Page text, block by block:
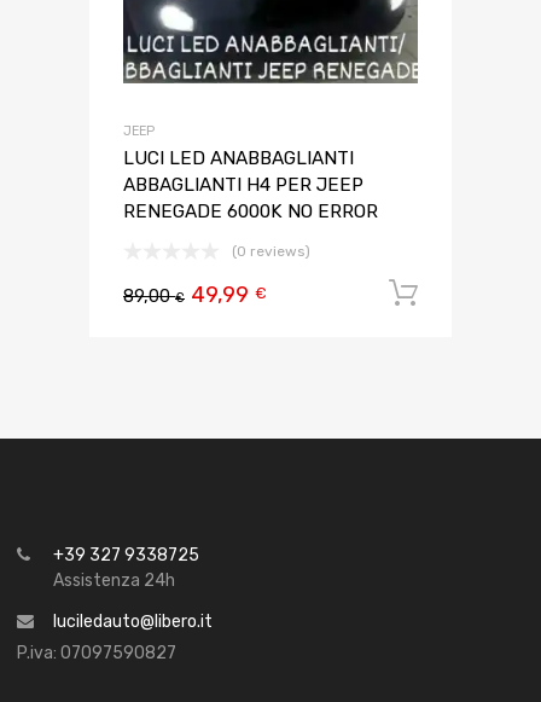
JEEP
LUCI LED ANABBAGLIANTI
ABBAGLIANTI H4 PER JEEP
RENEGADE 6000K NO ERROR
(0 reviews)
89,00€ 49,99 €
+39 327 9338725
Assistenza 24h
luciledauto@libero.it
P.iva: 07097590827